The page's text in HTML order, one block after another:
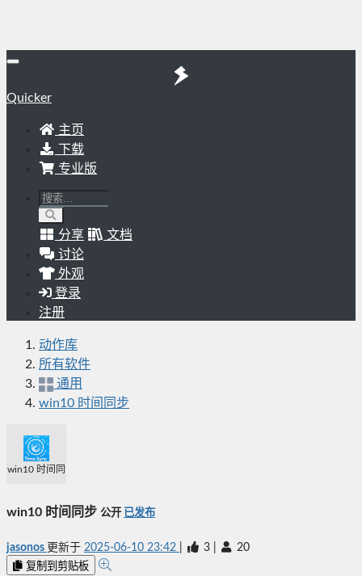
Quicker
主页
下载
专业版
分享
文档
讨论
外观
登录
注册
动作库
所有软件
通用
win10 时间同步
win10 时间同步
win10 时间同步 公开 已发布
jasonos 更新于 2025-06-10 23:42 3 20
复制到剪贴板